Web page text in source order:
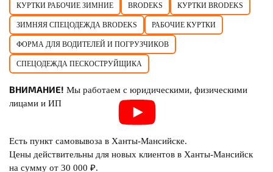
КУРТКИ РАБОЧИЕ ЗИМНИЕ BRODEKS КУРТКИ BRODEKS
ЗИМНЯЯ СПЕЦОДЕЖДА BRODEKS РАБОЧИЕ КУРТКИ
ФОРМА ДЛЯ ВОДИТЕЛЕЙ И ПОГРУЗЧИКОВ
СПЕЦОДЕЖДА ПЕСКОСТРУЙЩИКА
ВНИМАНИЕ! Мы работаем с юридическими, физическими
лицами и ИП
Есть пункт самовывоза в Ханты-Мансийске.
Цены действительны для новых клиентов в Ханты-Мансийск
на сумму от 30 000 ₽.